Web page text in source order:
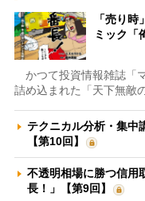
「売り
ミック「
かつて投資情報雑誌「
詰め込まれた「天下無敵
テクニカル分析・集中
【第10回】
不透明相場に勝つ信
長！」【第9回】